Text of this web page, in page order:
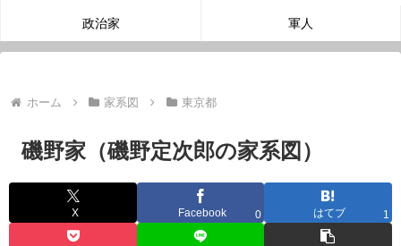
政治家 軍人
ホーム 家系図 東京都
磯野家（磯野定次郎の家系図）
X Facebook 0 はてブ 1